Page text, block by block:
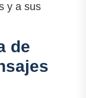
y a sus
de